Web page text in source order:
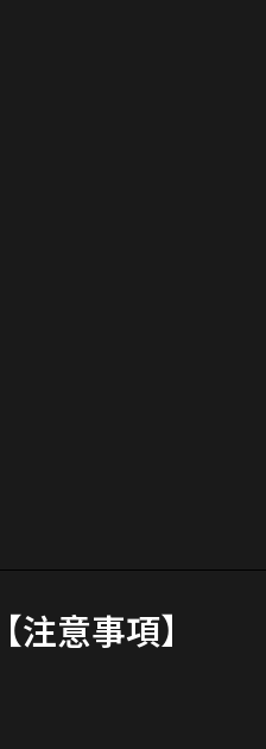
【注意事項】